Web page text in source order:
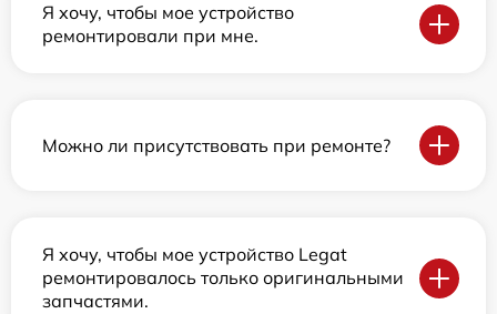
Я хочу, чтобы мое устройство
ремонтировали при мне.
Можно ли присутствовать при ремонте?
Я хочу, чтобы мое устройство Legat
ремонтировалось только оригинальными
запчастями.